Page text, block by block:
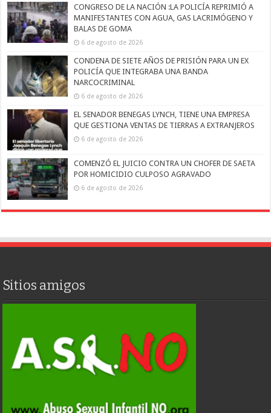
CONGRESO DE LA NACIÓN :LA POLICÍA REPRIMIÓ A
MANIFESTANTES CON AGUA, GAS LACRIMÓGENO Y
BALAS DE GOMA
6 de agosto de 2026
CONDENA DE SIETE AÑOS DE PRISIÓN PARA UN EX
POLICÍA QUE INTEGRABA UNA BANDA
NARCOCRIMINAL
6 de agosto de 2026
EL SENADOR BENEGAS LYNCH, TIENE UNA EMPRESA
QUE GESTIONA VENTAS DE TIERRAS A EXTRANJEROS
6 de agosto de 2026
COMENZÓ EL JUICIO CONTRA UN CHOFER DE SAETA
POR HOMICIDIO CULPOSO AGRAVADO
6 de agosto de 2026
Sitios amigos